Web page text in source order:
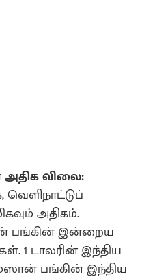
அதிக விலை:
வெளிநாட்டுப்
அதிகம்.
பங்கின் இன்றைய
1 டாலரின் இந்திய
பங்கின் இந்திய